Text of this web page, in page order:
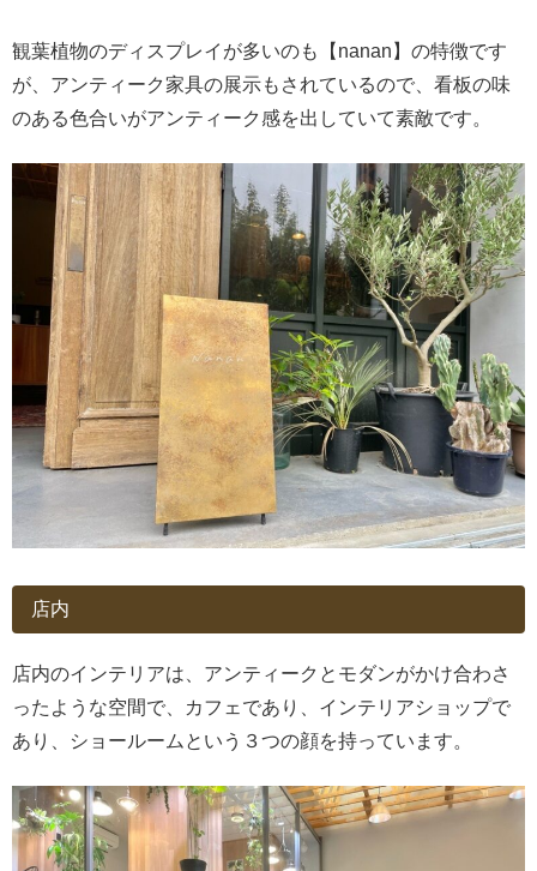
観葉植物のディスプレイが多いのも【nanan】の特徴です
が、アンティーク家具の展示もされているので、看板の味
のある色合いがアンティーク感を出していて素敵です。
店内
店内のインテリアは、アンティークとモダンがかけ合わさ
ったような空間で、カフェであり、インテリアショップで
あり、ショールームという３つの顔を持っています。